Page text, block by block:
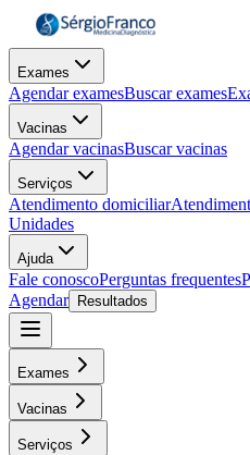
Exames
Agendar examesBuscar exames
Vacinas
Agendar vacinasBuscar vacinas
Serviços
Atendimento domiciliar
Unidades
Ajuda
Fale conoscoPerguntas frequentes
Agendar
Resultados
Exames
Vacinas
Serviços